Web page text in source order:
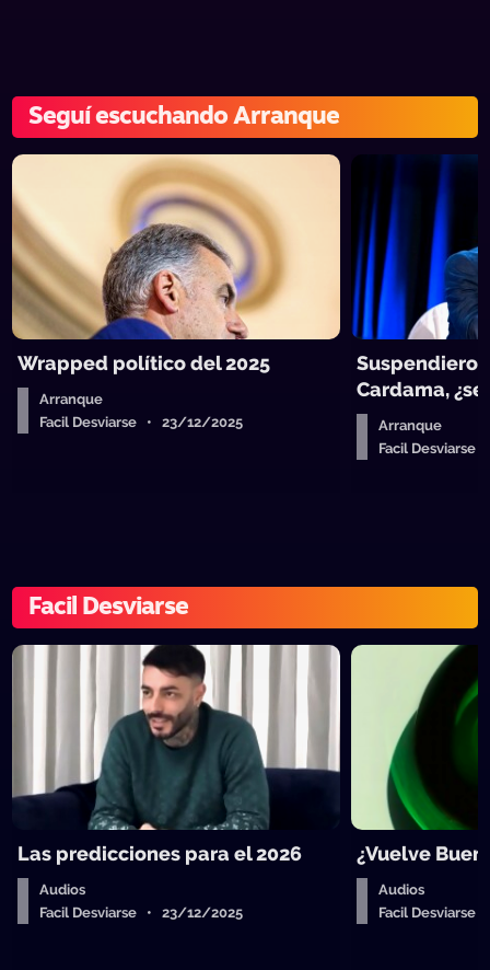
Seguí escuchando Arranque
Wrapped político del 2025
Arranque
Facil Desviarse • 23/12/2025
Cardama,
Arranque
Facil
Facil Desviarse
Las predicciones para el 2026
Audios
Facil Desviarse • 23/12/2025
¿Vuelve
Audios
Facil